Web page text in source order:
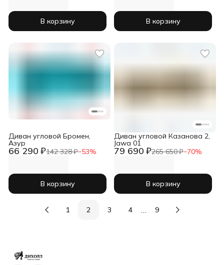
В корзину В корзину
66 290 ₽142 328 ₽−53%
Диван угловой Бромен,
Азур
В корзину
79 690 ₽265 650 ₽−70%
Диван угловой Казанова 2,
Jawa 01
В корзину
1 2 3 4 9